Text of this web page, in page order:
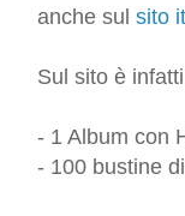
anche sul sito
Sul sito è
- 1 Album con
- 100 bustine